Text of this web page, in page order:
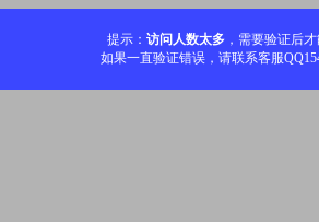
提示： 访问人数太多 ，需要验证后
如果一直验证错误，请联系客服